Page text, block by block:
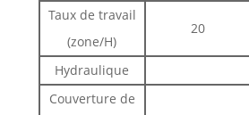
Taux de travail
(zone/H)
20
Hydraulique
Couverture de